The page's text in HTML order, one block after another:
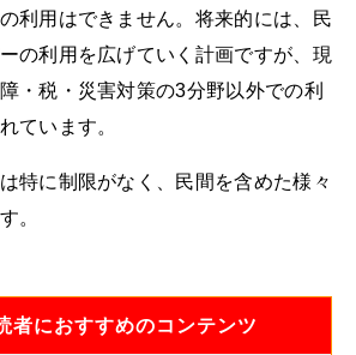
利用はできません。将来的には、民
の利用を広げていく計画ですが、現
・税・災害対策の3分野以外での利
ています。
特に制限がなく、民間を含めた様々
。
者におすすめのコンテンツ